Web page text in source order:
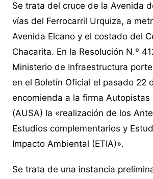
Se trata del cruce de la Avenida
vías del Ferrocarril Urquiza, a
Avenida Elcano y el costado del
Chacarita. En la Resolución N.º
Ministerio de Infraestructura
en el Boletín Oficial el pasado 22
encomienda a la firma Autopistas
(AUSA) la «realización de los
Estudios complementarios y
Impacto Ambiental (ETIA)».
Se trata de una instancia